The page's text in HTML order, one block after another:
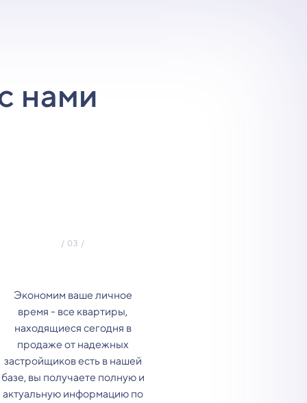
нами
Экономим ваше личное
время - все квартиры,
находящиеся сегодня в
продаже от надежных
застройщиков есть в нашей
базе, вы получаете полную и
актуальную информацию по